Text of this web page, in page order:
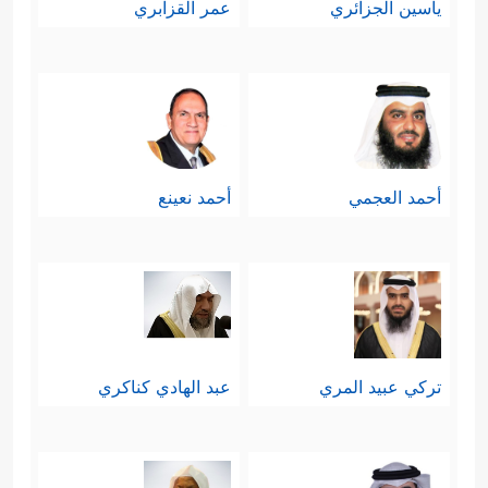
ٱلۡفَـٰحِشَةُ فِی ٱلَّذِینَ ءَامَنُواْ لَهُمۡ عَذَابٌ أَلِیمࣱ فِی ٱلدُّنۡیَا
وَٱلۡأَخِرَةِۚ وَٱللَّهُ یَعۡلَمُ وَأَنتُمۡ لَا تَعۡلَمُونَ﴾
يشملُ مَن يُشيعها بالقذف الباطل
السياق، ويشملُ أيضًا مِن يعملُ على
التهوين مِن خطرها، وفتح باب
الشهوات؛ من تبرُّج، واختلاط، ومُجُون
من القنوات الإعلامية اليوم؛ حيث جعلت
ياسين الجزائري عمر القزابري
أحمد العجمي أحمد نعينع
تركي عبيد المري عبد الهادي كناكري